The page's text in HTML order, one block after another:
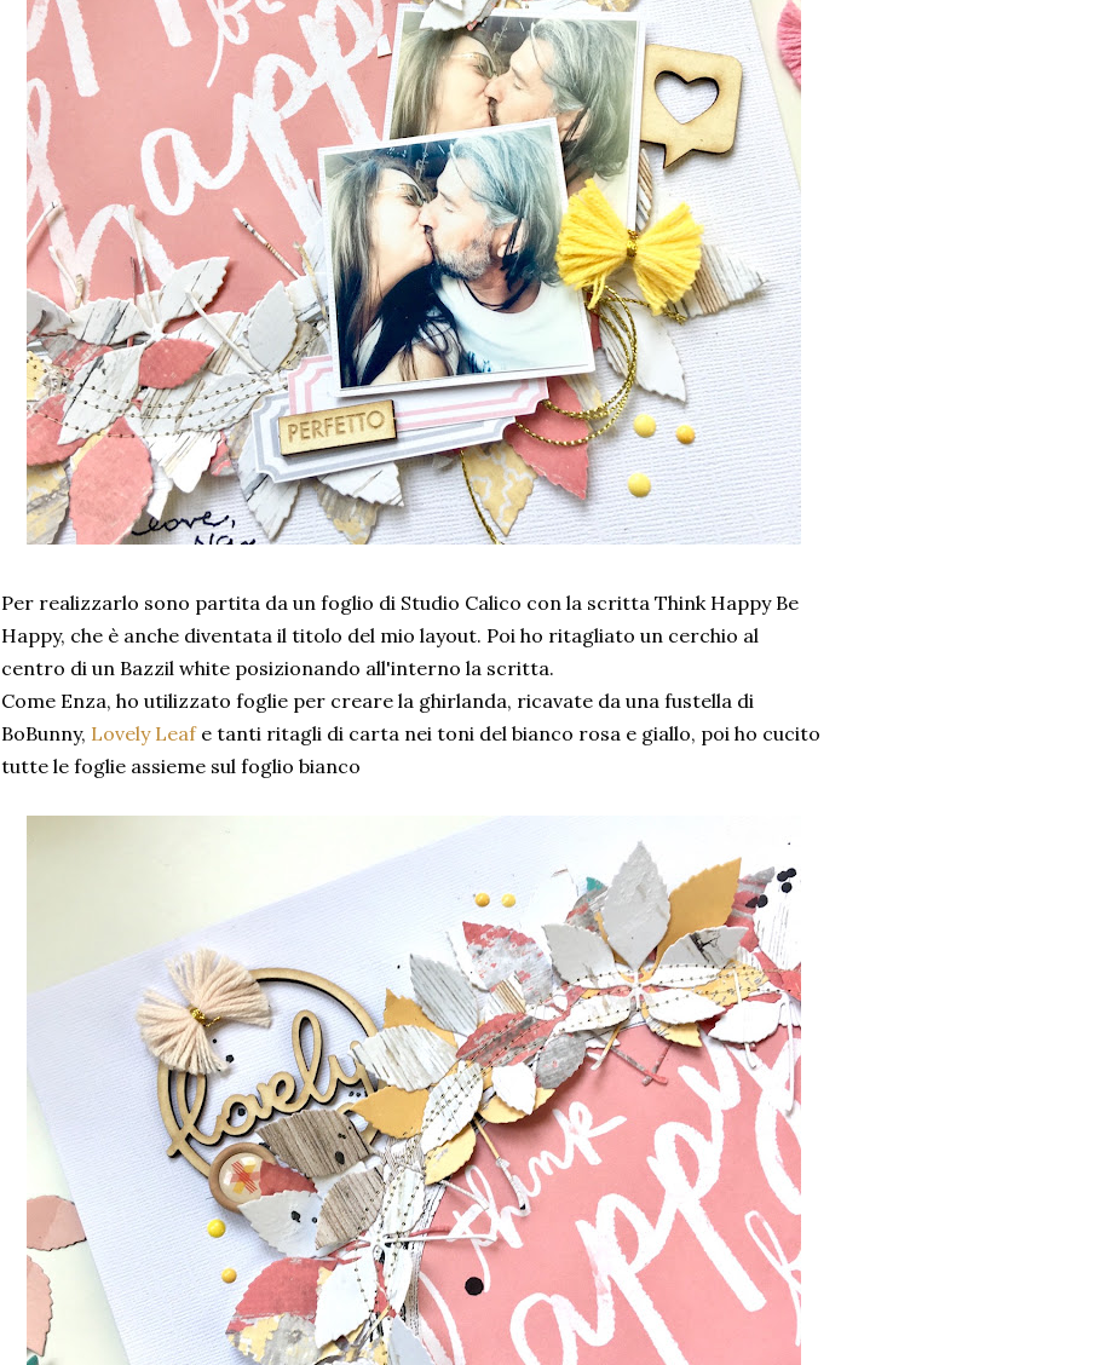
Per realizzarlo sono partita da un foglio di Studio Calico con la scritta Think Happy Be
Happy, che è anche diventata il titolo del mio layout. Poi ho ritagliato un cerchio al
centro di un Bazzil white posizionando all'interno la scritta.
Come Enza, ho utilizzato foglie per creare la ghirlanda, ricavate da una fustella di
BoBunny, Lovely Leafe tanti ritagli di carta nei toni del bianco rosa e giallo, poi ho cucito
tutte le foglie assieme sul foglio bianco